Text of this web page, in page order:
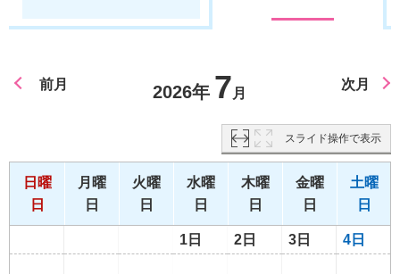
前月 2026年 7 月
次月
スライド操作で表示
日曜
日
月曜
日
火曜
日
水曜
日
木曜
日
金曜
日
土曜
日
1日 2日 3日 4日